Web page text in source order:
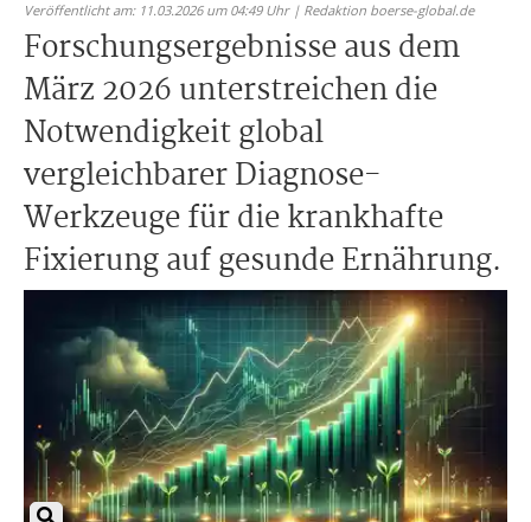
Veröffentlicht am: 11.03.2026 um 04:49 Uhr | Redaktion boerse-global.de
Forschungsergebnisse aus dem
März 2026 unterstreichen die
Notwendigkeit global
vergleichbarer Diagnose-
Werkzeuge für die krankhafte
Fixierung auf gesunde Ernährung.